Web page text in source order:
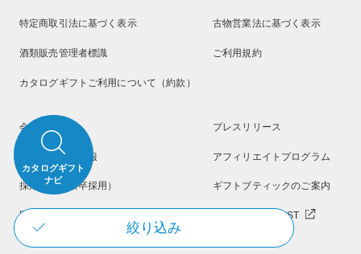
特定商取引法に基づく表示 古物営業法に基づく表示
酒類販売管理者標識 ご利用規約
カタログギフトご利用について（約款）
会社概要 プレスリリース
メディア掲載情報 アフィリエイトプログラム
採用情報（新卒採用） ギフトブティックのご案内
取扱百貨店のご案内 リンベル GIFT LIST
カタログギフト
ナビ
絞り込み